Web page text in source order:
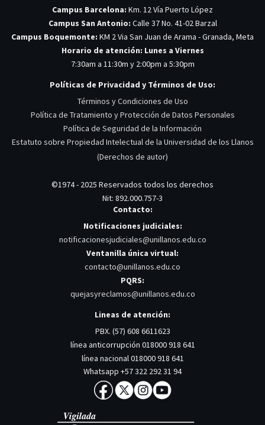
Campus Barcelona: Km. 12 Vía Puerto López
Campus San Antonio: Calle 37 No. 41-02 Barzal
Campus Boquemonte: KM 2 Via San Juan de Arama - Granada, Meta
Horario de atención: Lunes a Viernes
7:30am a 11:30m y 2:00pm a 5:30pm
Políticas de Privacidad y Términos de Uso:
Términos y Condiciones de Uso
Política de Tratamiento y Protección de Datos Personales
Política de Seguridad de la Información
Estatuto sobre Propiedad Intelectual de la Universidad de los Llanos
(Derechos de autor)
©1974 - 2025 Reservados todos los derechos
Nit: 892.000.757-3
Contacto:
Notificaciones judiciales:
notificacionesjudiciales@unillanos.edu.co
Ventanilla única virtual:
contacto@unillanos.edu.co
PQRS:
quejasyreclamos@unillanos.edu.co
Lineas de atención:
PBX. (57) 608 6611623
línea anticorrupción 018000 918 641
línea nacional 018000 918 641
Whatsapp +57 322 292 31 94